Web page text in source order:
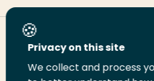
Deel deze pagina
Privacy on this site
We collect and process